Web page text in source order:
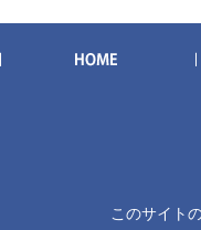
このサイト